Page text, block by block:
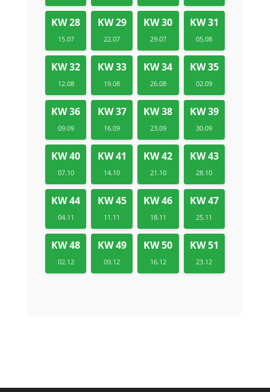
KW 28
15.07
KW 29
22.07
KW 30
29.07
KW 31
05.08
KW 32
12.08
KW 33
19.08
KW 34
26.08
KW 35
02.09
KW 36
09.09
KW 37
16.09
KW 38
23.09
KW 39
30.09
KW 40
07.10
KW 41
14.10
KW 42
21.10
KW 43
28.10
KW 44
04.11
KW 45
11.11
KW 46
18.11
KW 47
25.11
KW 48
02.12
KW 49
09.12
KW 50
16.12
KW 51
23.12